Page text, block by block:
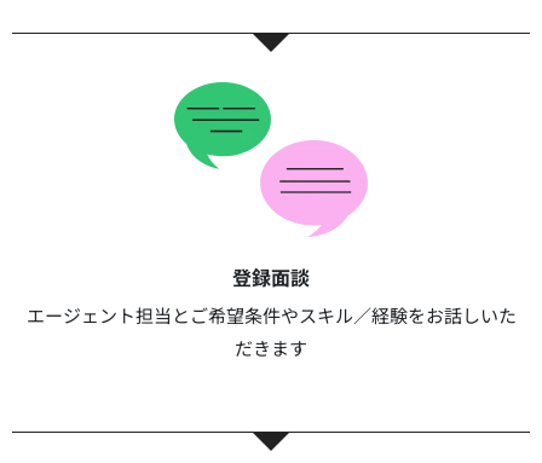
登録面談​​
エージェント担当とご希望条件やスキル／経験をお話しいた
だきます​